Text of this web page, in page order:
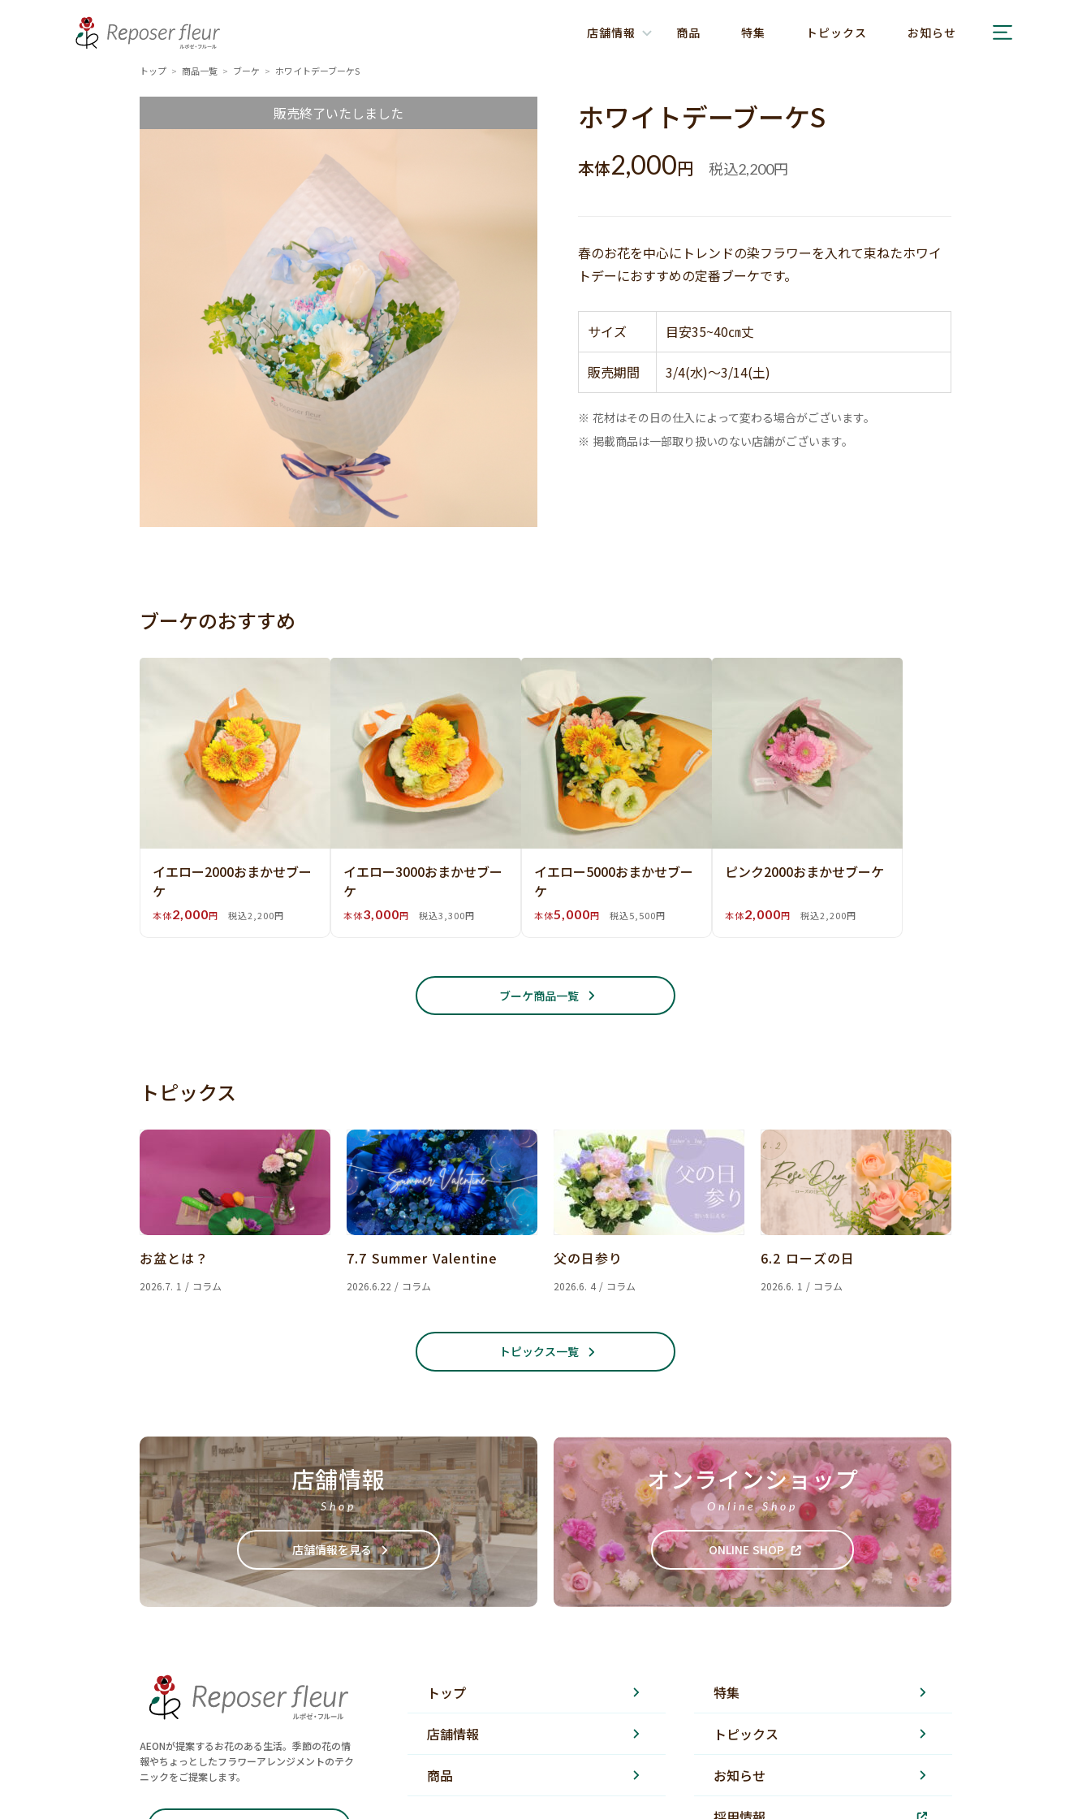
店舗情報 商品 特集 トピックス お知らせ
トップ > 商品一覧 > ブーケ > ホワイトデーブーケS
販売終了いたしました ホワイトデーブーケS
本体2,000円 税込2,200円
春のお花を中心にトレンドの染フラワーを入れて束ねたホワイ
トデーにおすすめの定番ブーケです。
サイズ 目安35~40㎝丈
販売期間 3/4(水)～3/14(土)
※ 花材はその日の仕入によって変わる場合がございます。
※ 掲載商品は一部取り扱いのない店舗がございます。
ブーケのおすすめ
イエロー2000おまかせブー
ケ
本体2,000円 税込2,200円
イエロー3000おまかせブー
ケ
本体3,000円 税込3,300円
イエロー5000おまかせブー
ケ
本体5,000円 税込5,500円
ピンク2000おまかせブーケ
本体2,000円 税込2,200円
ブーケ商品一覧
トピックス
お盆とは？
2026.7. 1 / コラム
7.7 Summer Valentine
2026.6.22 / コラム
父の日参り
2026.6. 4 / コラム
6.2 ローズの日
2026.6. 1 / コラム
トピックス一覧
店舗情報
Shop
店舗情報を見る
オンラインショップ
Online Shop
ONLINE SHOP
AEONが提案するお花のある生活。季節の花の情
報やちょっとしたフラワーアレンジメントのテク
ニックをご提案します。
トップ
店舗情報
商品
特集
トピックス
お知らせ